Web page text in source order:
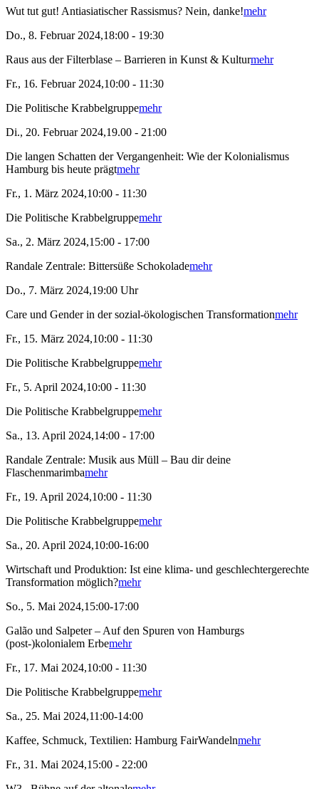
Wut tut gut! Antiasiatischer Rassismus? Nein, danke!mehr
Do., 8. Februar 2024,18:00 - 19:30
Raus aus der Filterblase – Barrieren in Kunst & Kulturmehr
Fr., 16. Februar 2024,10:00 - 11:30
Die Politische Krabbelgruppemehr
Di., 20. Februar 2024,19.00 - 21:00
Die langen Schatten der Vergangenheit: Wie der Kolonialismus
Hamburg bis heute prägtmehr
Fr., 1. März 2024,10:00 - 11:30
Die Politische Krabbelgruppemehr
Sa., 2. März 2024,15:00 - 17:00
Randale Zentrale: Bittersüße Schokolademehr
Do., 7. März 2024,19:00 Uhr
Care und Gender in der sozial-ökologischen Transformationmehr
Fr., 15. März 2024,10:00 - 11:30
Die Politische Krabbelgruppemehr
Fr., 5. April 2024,10:00 - 11:30
Die Politische Krabbelgruppemehr
Sa., 13. April 2024,14:00 - 17:00
Randale Zentrale: Musik aus Müll – Bau dir deine
Flaschenmarimbamehr
Fr., 19. April 2024,10:00 - 11:30
Die Politische Krabbelgruppemehr
Sa., 20. April 2024,10:00-16:00
Wirtschaft und Produktion: Ist eine klima- und geschlechtergerechte
Transformation möglich?mehr
So., 5. Mai 2024,15:00-17:00
Galão und Salpeter – Auf den Spuren von Hamburgs
(post-)kolonialem Erbemehr
Fr., 17. Mai 2024,10:00 - 11:30
Die Politische Krabbelgruppemehr
Sa., 25. Mai 2024,11:00-14:00
Kaffee, Schmuck, Textilien: Hamburg FairWandelnmehr
Fr., 31. Mai 2024,15:00 - 22:00